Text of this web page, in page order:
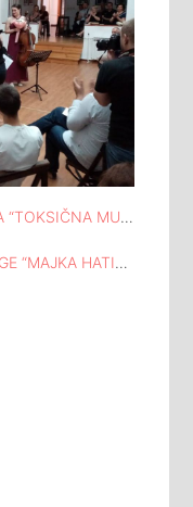
PROMOVIRANA PUBLIKACIJA “TOKSIČNA MUŠKOST: U PRILOG KRITICI RODNIH REŽIMA” AUTORA NIKOLE VUČIĆA
U ATELJEU ISMET MUJEZINOVIĆ TUZLA